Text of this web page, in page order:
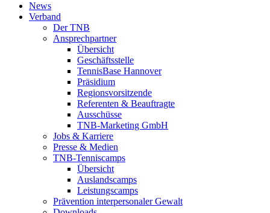
News
Verband
Der TNB
Ansprechpartner
Übersicht
Geschäftsstelle
TennisBase Hannover
Präsidium
Regionsvorsitzende
Referenten & Beauftragte
Ausschüsse
TNB-Marketing GmbH
Jobs & Karriere
Presse & Medien
TNB-Tenniscamps
Übersicht
Auslandscamps
Leistungscamps
Prävention interpersonaler Gewalt